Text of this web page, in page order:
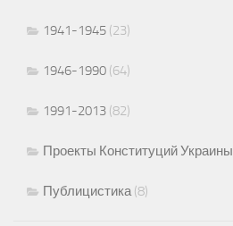
1941-1945 (23)
1946-1990 (64)
1991-2013 (82)
Проекты Конституций Украины
Публицистика(8)